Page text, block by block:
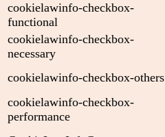
cookielawinfo-checkbox-
functional
cookielawinfo-checkbox-
necessary
cookielawinfo-checkbox-others
cookielawinfo-checkbox-
performance